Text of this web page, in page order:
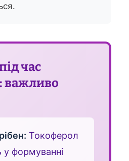
час
важливо
Токоферол
у формуванні